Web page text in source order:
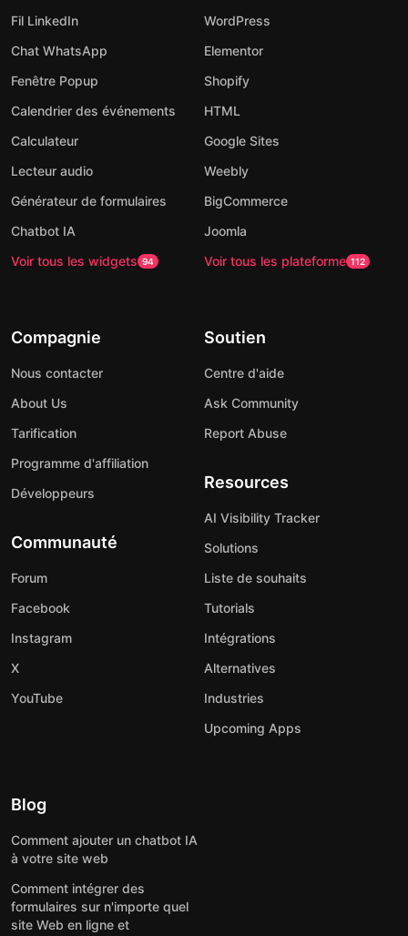
Fil LinkedIn
Chat WhatsApp
Fenêtre Popup
Calendrier des événements
Calculateur
Lecteur audio
Générateur de formulaires
Chatbot IA
Voir tous les widgets 94
WordPress
Elementor
Shopify
HTML
Google Sites
Weebly
BigCommerce
Joomla
Voir tous les plateforme 112
Compagnie
Nous contacter
About Us
Tarification
Programme d'affiliation
Développeurs
Communauté
Forum
Facebook
Instagram
X
YouTube
Soutien
Centre d'aide
Ask Community
Report Abuse
Resources
AI Visibility Tracker
Solutions
Liste de souhaits
Tutorials
Intégrations
Alternatives
Industries
Upcoming Apps
Blog
Comment ajouter un chatbot IA
à votre site web
Comment intégrer des
formulaires sur n'importe quel
site Web en ligne et